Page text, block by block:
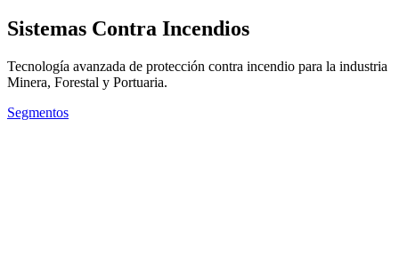
Sistemas Contra Incendios
Tecnología avanzada de protección contra incendio para la industria
Minera, Forestal y Portuaria.
Segmentos